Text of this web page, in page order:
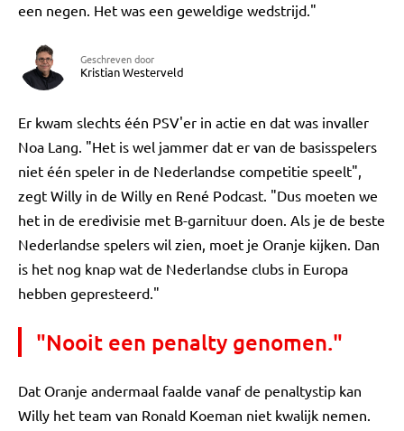
een negen. Het was een geweldige wedstrijd."
Geschreven door
Kristian Westerveld
Er kwam slechts één PSV'er in actie en dat was invaller
Noa Lang. "Het is wel jammer dat er van de basisspelers
niet één speler in de Nederlandse competitie speelt",
zegt Willy in de Willy en René Podcast. "Dus moeten we
het in de eredivisie met B-garnituur doen. Als je de beste
Nederlandse spelers wil zien, moet je Oranje kijken. Dan
is het nog knap wat de Nederlandse clubs in Europa
hebben gepresteerd."
"Nooit een penalty genomen."
Dat Oranje andermaal faalde vanaf de penaltystip kan
Willy het team van Ronald Koeman niet kwalijk nemen.